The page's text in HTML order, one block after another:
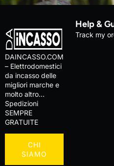
DAINCASSO.COM
– Elettrodomestici
da incasso delle
migliori marche e
molto altro…
Spedizioni
SEMPRE
GRATUITE
CHI
SIAMO
Help &
Track my